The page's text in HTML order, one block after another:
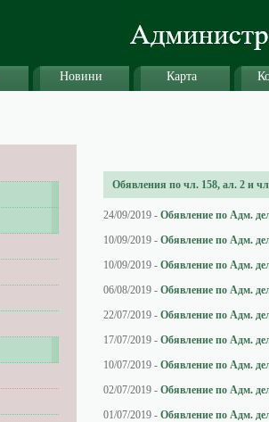
Новини Карта
Обявления по чл. 158, ал. 2 и
24/09/2019 - Обявление по Адм.
10/09/2019 - Обявление по Адм.
10/09/2019 - Обявление по Адм.
06/08/2019 - Обявление по Адм.
22/07/2019 - Обявление по Адм.
17/07/2019 - Обявление по Адм.
10/07/2019 - Обявление по Адм.
02/07/2019 - Обявление по Адм.
01/07/2019 - Обявление по Адм.